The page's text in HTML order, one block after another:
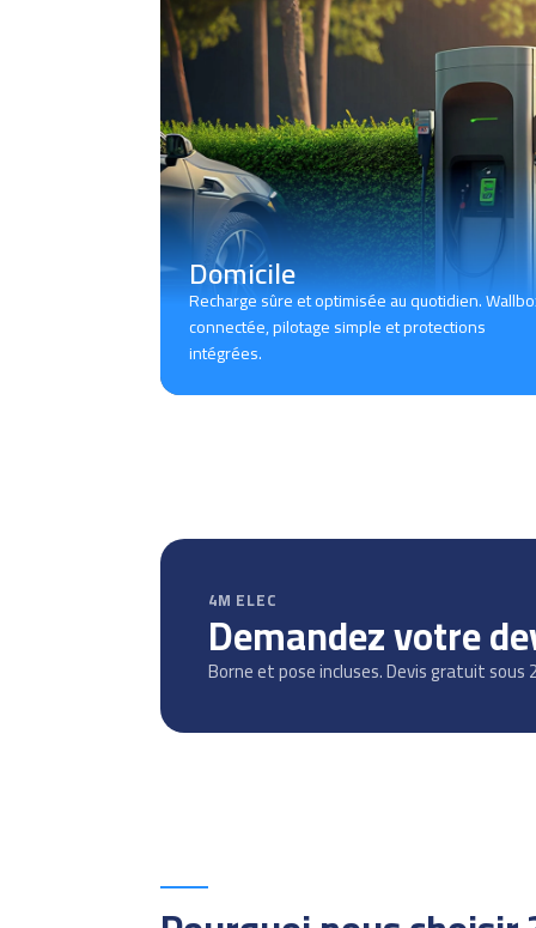
Domicile
Recharge sûre et optimisée au quotidien.
connectée, pilotage simple et protections
intégrées.
4M ELEC
Demandez votre
Borne et pose incluses. Devis gratuit sous